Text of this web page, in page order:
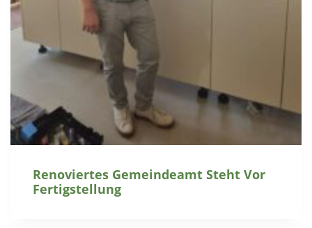
Renoviertes Gemeindeamt Steht Vor
Fertigstellung